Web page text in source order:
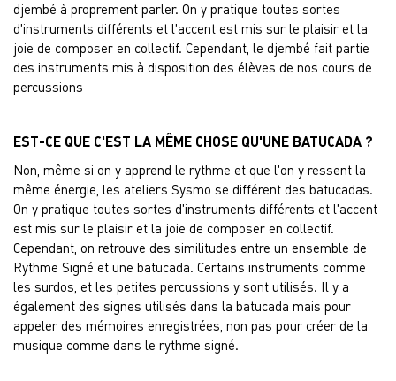
djembé à proprement parler. On y pratique toutes sortes
d'instruments différents et l'accent est mis sur le plaisir et la
joie de composer en collectif. Cependant, le djembé fait partie
des instruments mis à disposition des élèves de nos cours de
percussions
EST-CE QUE C'EST LA MÊME CHOSE QU'UNE BATUCADA ?
Non, même si on y apprend le rythme et que l'on y ressent la
même énergie, les ateliers Sysmo se différent des batucadas.
On y pratique toutes sortes d'instruments différents et l'accent
est mis sur le plaisir et la joie de composer en collectif.
Cependant, on retrouve des similitudes entre un ensemble de
Rythme Signé et une batucada. Certains instruments comme
les surdos, et les petites percussions y sont utilisés. Il y a
également des signes utilisés dans la batucada mais pour
appeler des mémoires enregistrées, non pas pour créer de la
musique comme dans le rythme signé.